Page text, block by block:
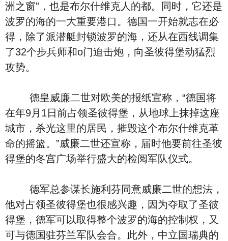
洲之窗”，也是布尔什维克人的都。同时，它还是
波罗的海的一大重要港口。德国一开始就志在必
得，除了派潜艇封锁波罗的海，还从在西线调集
了32个步兵师和o门迫击炮，向圣彼得堡动猛烈
攻势。
德皇威廉二世对欧美的报纸宣称，“德国将
在年9月1日前占领圣彼得堡，从地球上抹掉这座
城市，杀光这里的居民，摧毁这个布尔什维克革
命的摇篮。”威廉二世还宣称，届时他要前往圣彼
得堡的冬宫广场举行盛大的检阅军队仪式。
德军总参谋长施利芬同意威廉二世的想法，
他对占领圣彼得堡也很感兴趣，因为夺取了圣彼
得堡，德军可以取得整个波罗的海的控制权，又
可与德国驻芬兰军队会合。此外，中立国瑞典的